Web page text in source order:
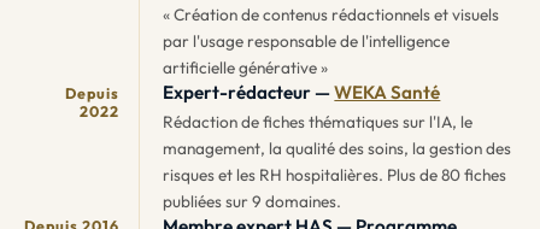
« Création de contenus rédactionnels et visuels
par l'usage responsable de l'intelligence
artificielle générative »
Depuis
2022
Expert-rédacteur —WEKA Santé
Rédaction de fiches thématiques sur l'IA, le
management, la qualité des soins, la gestion des
risques et les RH hospitalières. Plus de 80 fiches
publiées sur 9 domaines.